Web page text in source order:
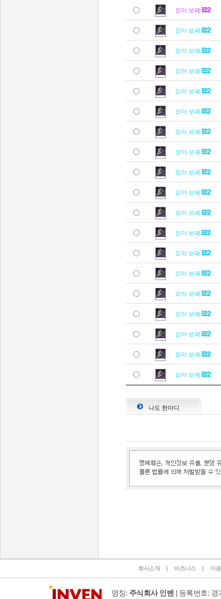
요마 보패
요마 보패
요마 보패
요마 보패
요마 보패
요마 보패
요마 보패
요마 보패
요마 보패
요마 보패
요마 보패
요마 보패
요마 보패
요마 보패
요마 보패
요마 보패
요마 보패
요마 보패
요마 보패
나도 한마디
회사소개 비즈니스 이
명칭: 주식회사 인벤 | 등록번호: 경